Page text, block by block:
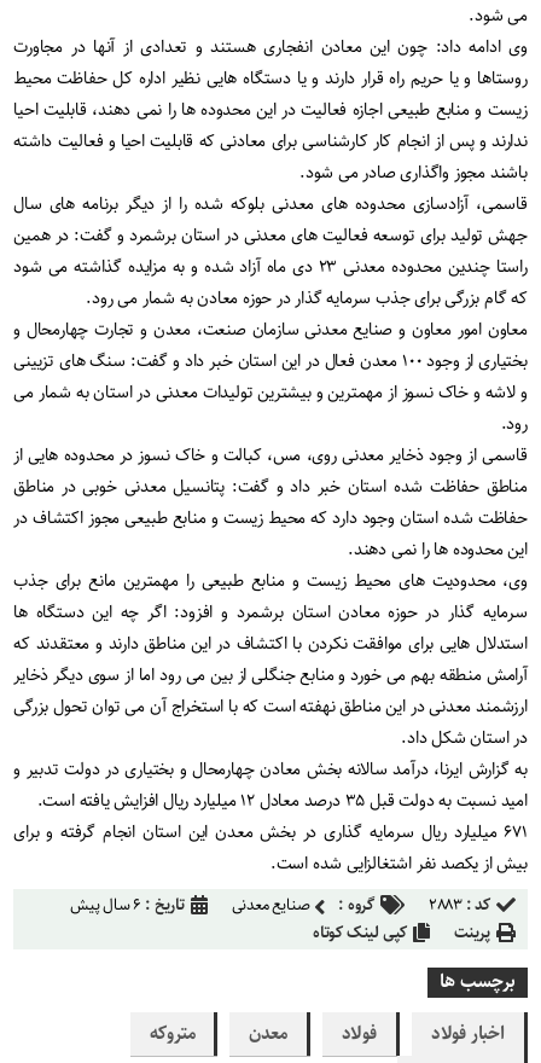
می شود.
وی ادامه داد: چون این معادن انفجاری هستند و تعدادی از آنها در مجاورت
روستاها و یا حریم راه قرار دارند و یا دستگاه هایی نظیر اداره کل حفاظت محیط
زیست و منابع طبیعی اجازه فعالیت در این محدوده ها را نمی دهند، قابلیت احیا
ندارند و پس از انجام کار کارشناسی برای معادنی که قابلیت احیا و فعالیت داشته
باشند مجوز واگذاری صادر می شود.
قاسمی، آزادسازی محدوده های معدنی بلوکه شده را از دیگر برنامه های سال
جهش تولید برای توسعه فعالیت های معدنی در استان برشمرد و گفت: در همین
راستا چندین محدوده معدنی ۲۳ دی ماه آزاد شده و به مزایده گذاشته می شود
که گام بزرگی برای جذب سرمایه گذار در حوزه معادن به شمار می رود.
معاون امور معاون و صنایع معدنی سازمان صنعت، معدن و تجارت چهارمحال و
بختیاری از وجود ۱۰۰ معدن فعال در این استان خبر داد و گفت: سنگ های تزیینی
و لاشه و خاک نسوز از مهمترین و بیشترین تولیدات معدنی در استان به شمار می
رود.
قاسمی از وجود ذخایر معدنی روی، مس، کبالت و خاک نسوز در محدوده هایی از
مناطق حفاظت شده استان خبر داد و گفت: پتانسیل معدنی خوبی در مناطق
حفاظت شده استان وجود دارد که محیط زیست و منابع طبیعی مجوز اکتشاف در
این محدوده ها را نمی دهند.
وی، محدودیت های محیط زیست و منابع طبیعی را مهمترین مانع برای جذب
سرمایه گذار در حوزه معادن استان برشمرد و افزود: اگر چه این دستگاه ها
استدلال هایی برای موافقت نکردن با اکتشاف در این مناطق دارند و معتقدند که
آرامش منطقه بهم می خورد و منابع جنگلی از بین می رود اما از سوی دیگر ذخایر
ارزشمند معدنی در این مناطق نهفته است که با استخراج آن می توان تحول بزرگی
در استان شکل داد.
به گزارش ایرنا، درآمد سالانه بخش معادن چهارمحال و بختیاری در دولت تدبیر و
امید نسبت به دولت قبل ۳۵ درصد معادل ۱۲ میلیارد ریال افزایش یافته است.
۶۷۱ میلیارد ریال سرمایه گذاری در بخش معدن این استان انجام گرفته و برای
بیش از یکصد نفر اشتغالزایی شده است.
کد :۲۸۸۳ گروه : صنایع معدنی تاریخ : ۶ سال پیش
پرینت
کپی لینک کوتاه
برچسب ها
اخبار فولاد
فولاد معدن
متروکه